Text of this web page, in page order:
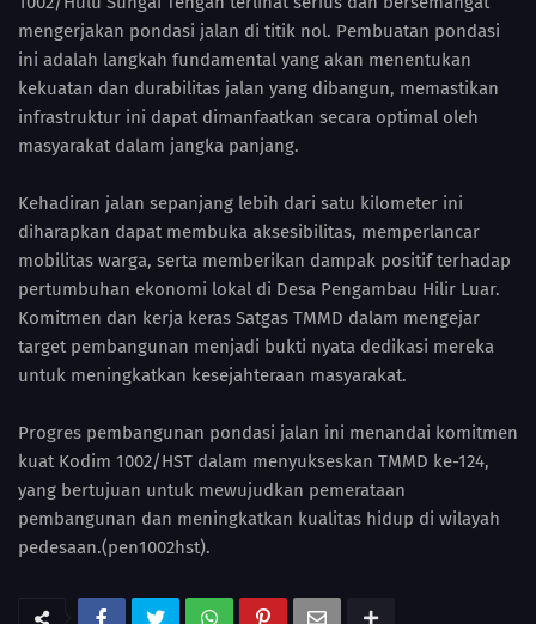
mengerjakan pondasi jalan di titik nol. Pembuatan pondasi
ini adalah langkah fundamental yang akan menentukan
kekuatan dan durabilitas jalan yang dibangun, memastikan
infrastruktur ini dapat dimanfaatkan secara optimal oleh
masyarakat dalam jangka panjang.
Kehadiran jalan sepanjang lebih dari satu kilometer ini
diharapkan dapat membuka aksesibilitas, memperlancar
mobilitas warga, serta memberikan dampak positif terhadap
pertumbuhan ekonomi lokal di Desa Pengambau Hilir Luar.
Komitmen dan kerja keras Satgas TMMD dalam mengejar
target pembangunan menjadi bukti nyata dedikasi mereka
untuk meningkatkan kesejahteraan masyarakat.
Progres pembangunan pondasi jalan ini menandai komitmen
kuat Kodim 1002/HST dalam menyukseskan TMMD ke-124,
yang bertujuan untuk mewujudkan pemerataan
pembangunan dan meningkatkan kualitas hidup di wilayah
pedesaan.(pen1002hst).